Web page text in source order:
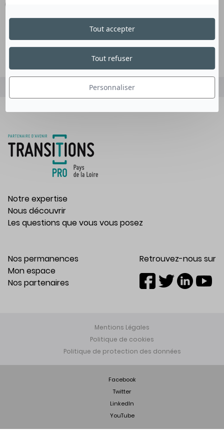
(Linkedin et Facebook) @TransitionsProPaysdelaLoire.
Notre expertise
Nous découvrir
Les questions que vous vous posez
Nos permanences
Mon espace
Nos partenaires
Retrouvez-nous sur
Mentions Légales
Politique de cookies
Politique de protection des données
Facebook
Twitter
LinkedIn
YouTube
Personnaliser
Tout refuser
Tout accepter